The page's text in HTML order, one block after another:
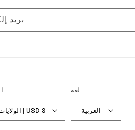
بريد
الولايات المتحدة | USD $
لغة
العربية